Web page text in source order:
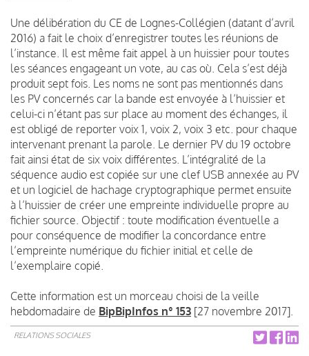
Une délibération du CE de Lognes-Collégien (datant d’avril
2016) a fait le choix d’enregistrer toutes les réunions de
l’instance. Il est même fait appel à un huissier pour toutes
les séances engageant un vote, au cas où. Cela s’est déjà
produit sept fois. Les noms ne sont pas mentionnés dans
les PV concernés car la bande est envoyée à l’huissier et
celui-ci n’étant pas sur place au moment des échanges, il
est obligé de reporter voix 1, voix 2, voix 3 etc. pour chaque
intervenant prenant la parole. Le dernier PV du 19 octobre
fait ainsi état de six voix différentes. L’intégralité de la
séquence audio est copiée sur une clef USB annexée au PV
et un logiciel de hachage cryptographique permet ensuite
à l’huissier de créer une empreinte individuelle propre au
fichier source. Objectif : toute modification éventuelle a
pour conséquence de modifier la concordance entre
l’empreinte numérique du fichier initial et celle de
l’exemplaire copié.
Cette information est un morceau choisi de la veille
hebdomadaire de BipBipInfos n° 153 [27 novembre 2017].
RELATIONS SOCIALES